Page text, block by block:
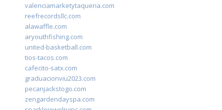
valenciamarketytaqueria.com
reefrecordsllc.com
alawaffle.com
aryouthfishing.com
united-basketball.com
tios-tacos.com
cafecito-satx.com
graduacionviu2023.com
pecanjackstogo.com
zengardendayspa.com